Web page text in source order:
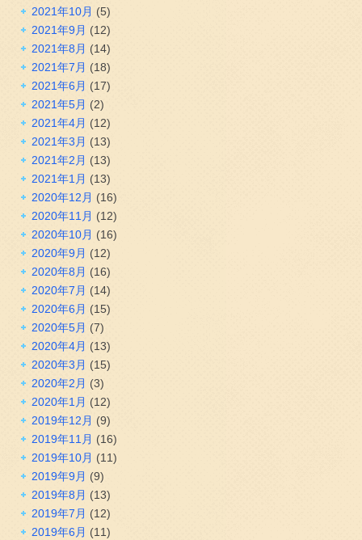
2021年10月 (5)
2021年9月 (12)
2021年8月 (14)
2021年7月 (18)
2021年6月 (17)
2021年5月 (2)
2021年4月 (12)
2021年3月 (13)
2021年2月 (13)
2021年1月 (13)
2020年12月 (16)
2020年11月 (12)
2020年10月 (16)
2020年9月 (12)
2020年8月 (16)
2020年7月 (14)
2020年6月 (15)
2020年5月 (7)
2020年4月 (13)
2020年3月 (15)
2020年2月 (3)
2020年1月 (12)
2019年12月 (9)
2019年11月 (16)
2019年10月 (11)
2019年9月 (9)
2019年8月 (13)
2019年7月 (12)
2019年6月 (11)